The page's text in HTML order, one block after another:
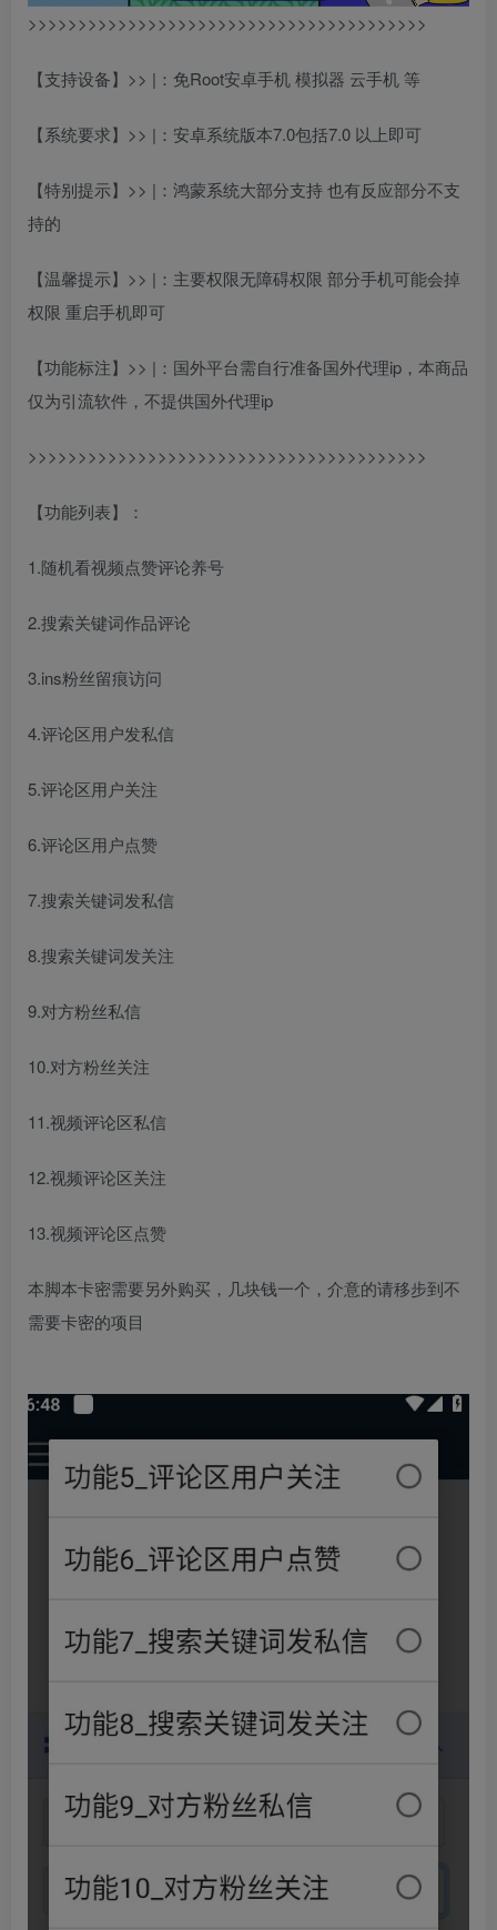
>>>>>>>>>>>>>>>>>>>>>>>>>>>>>>>>>>>>>>>>
【支持设备】>> |：免Root安卓手机 模拟器 云手机 等
【系统要求】>> |：安卓系统版本7.0包括7.0 以上即可
【特别提示】>> |：鸿蒙系统大部分支持 也有反应部分不支
持的
【温馨提示】>> |：主要权限无障碍权限 部分手机可能会掉
权限 重启手机即可
【功能标注】>> |：国外平台需自行准备国外代理ip，本商品
仅为引流软件，不提供国外代理ip
>>>>>>>>>>>>>>>>>>>>>>>>>>>>>>>>>>>>>>>>
【功能列表】：
1.随机看视频点赞评论养号
2.搜索关键词作品评论
3.ins粉丝留痕访问
4.评论区用户发私信
5.评论区用户关注
6.评论区用户点赞
7.搜索关键词发私信
8.搜索关键词发关注
9.对方粉丝私信
10.对方粉丝关注
11.视频评论区私信
12.视频评论区关注
13.视频评论区点赞
本脚本卡密需要另外购买，几块钱一个，介意的请移步到不
需要卡密的项目